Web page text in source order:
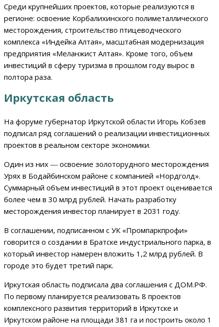
Среди крупнейших проектов, которые реализуются в
регионе: освоение Корбалихинского полиметаллического
месторождения, строительство птицеводческого
комплекса «Индейка Алтая», масштабная модернизация
предприятия «Меланжист Алтая». Кроме того, объем
инвестиций в сферу туризма в прошлом году вырос в
полтора раза.
Иркутская область
На форуме губернатор Иркутской области Игорь Кобзев
подписал ряд соглашений о реализации инвестиционных
проектов в реальном секторе экономики.
Один из них ― освоение золоторудного месторождения
Урях в Бодайбинском районе с компанией «Нордголд».
Суммарный объем инвестиций в этот проект оценивается
более чем в 30 млрд рублей. Начать разработку
месторождения инвестор планирует в 2031 году.
В соглашении, подписанном с УК «Промпаркпрофи»
говорится о создании в Братске индустриального парка, в
который инвестор намерен вложить 1,2 млрд рублей. В
городе это будет третий парк.
Иркутская область подписала два соглашения с ДОМ.РФ.
По первому планируется реализовать 8 проектов
комплексного развития территорий в Иркутске и
Иркутском районе на площади 381 га и построить около 1